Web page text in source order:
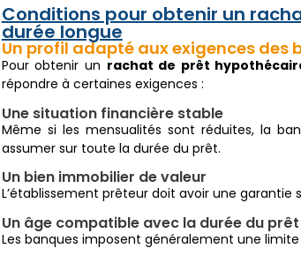
Conditions pour obtenir un
durée longue
Un profil adapté aux exigences des
Pour obtenir un rachat de prêt
répondre à certaines exigences :
Une situation financière stable
Même si les mensualités sont réduites, la
assumer sur toute la durée du prêt.
Un bien immobilier de valeur
L’établissement prêteur doit avoir une
Un âge compatible avec la durée du prêt
Les banques imposent généralement une